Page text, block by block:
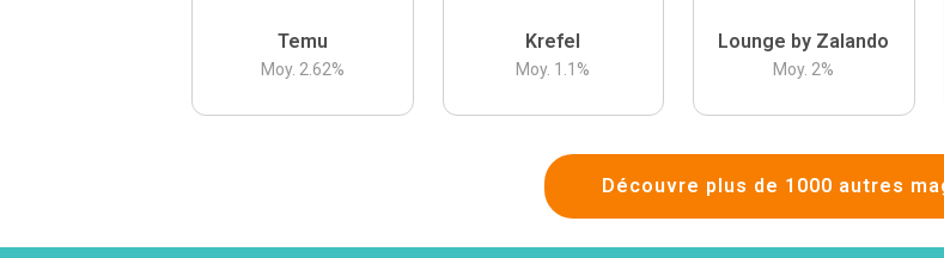
Temu
Moy. 2.62%
Krefel
Moy. 1.1 %
Lounge by Zalando
Moy. 2%
Découvre plus de 1000 autres